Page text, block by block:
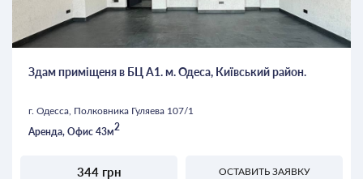
Здам приміщеня в БЦ А1. м. Одеса, Київський район.
г. Одесса, Полковника Гуляева 107/1
Аренда, Офис 43м2
344 грн ОСТАВИТЬ ЗАЯВКУ